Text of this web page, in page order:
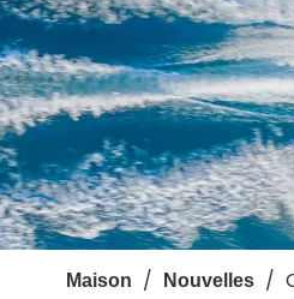
Maison / Nouvelles /